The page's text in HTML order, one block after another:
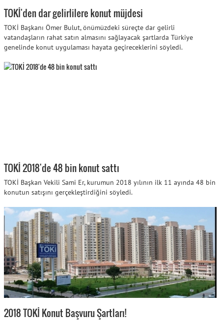
TOKİ'den dar gelirlilere konut müjdesi
TOKİ Başkanı Ömer Bulut, önümüzdeki süreçte dar gelirli
vatandaşların rahat satın almasını sağlayacak şartlarda Türkiye
genelinde konut uygulaması hayata geçireceklerini söyledi.
TOKİ 2018'de 48 bin konut sattı
TOKİ Başkan Vekili Sami Er, kurumun 2018 yılının ilk 11 ayında 48 bin
konutun satışını gerçekleştirdiğini söyledi.
2018 TOKİ Konut Başvuru Şartları!